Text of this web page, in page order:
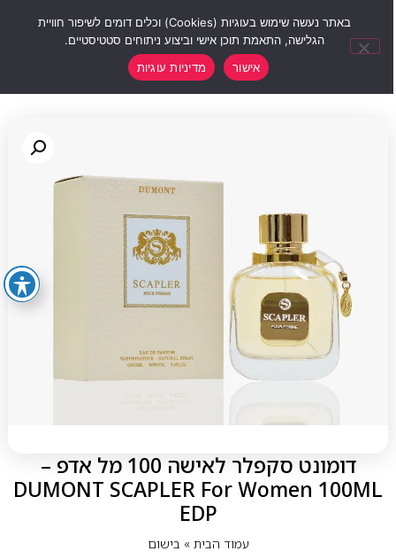
דומונט סקפלר לאישה 100 מל אדפ –
DUMONT SCAPLER For Women 100ML
EDP
עמוד הבית» בישום
באתר נעשה שימוש בעוגיות (Cookies) וכלים דומים לשיפור חוויית
הגלישה, התאמת תוכן אישי וביצוע ניתוחים סטטיסטיים.
אישור
מדיניות עוגיות